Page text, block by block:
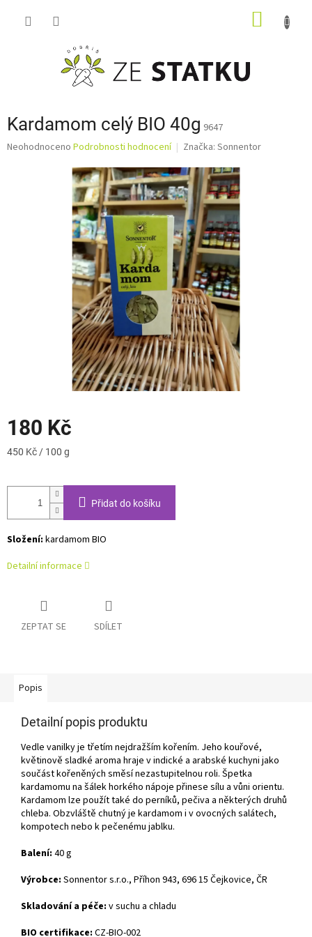
Kardamom celý BIO 40g 9647
Průměrné
Neohodnoceno Podrobnosti hodnocení Značka: Sonnentor
180 Kč
Měrná
450 Kč / 100 g
Přidat do košíku
Složení: kardamom BIO
Detailní informace
ZEPTAT SE SDÍLET
Popis
Detailní popis produktu
Vedle vanilky je třetím nejdražším kořením. Jeho kouřové,
květinově sladké aroma hraje v indické a arabské kuchyni jako
součást kořeněných směsí nezastupitelnou roli. Špetka
kardamomu na šálek horkého nápoje přinese sílu a vůni orientu.
Kardamom lze použít také do perníků, pečiva a některých druhů
chleba. Obzvláště chutný je kardamom i v ovocných salátech,
kompotech nebo k pečenému jablku.
Balení: 40 g
Výrobce: Sonnentor s.r.o., Příhon 943, 696 15 Čejkovice, ČR
Skladování a péče: v suchu a chladu
BIO certifikace: CZ-BIO-002